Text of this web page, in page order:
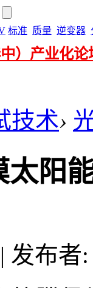
标准 质量 逆变器
）产业化论
技术›
阳
| 发布者